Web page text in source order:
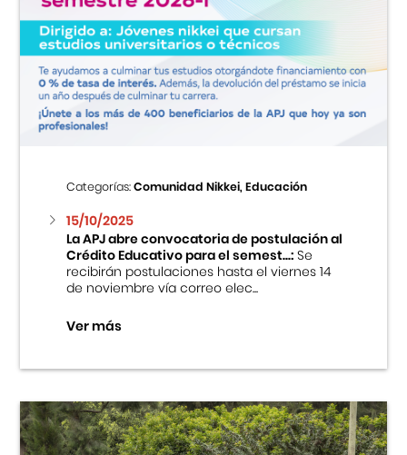
Categorías:Comunidad Nikkei, Educación
15/10/2025
La APJ abre convocatoria de postulación al
Crédito Educativo para el semest...:Se
recibirán postulaciones hasta el viernes 14
de noviembre vía correo elec...
Ver más